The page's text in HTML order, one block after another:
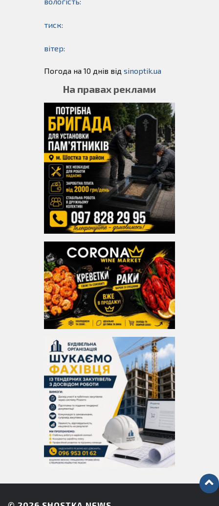
тиск:
вітер:
Погода на 10 днів від sinoptik.ua
На правах реклами